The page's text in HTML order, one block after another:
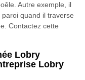
Autre exemple, il
quand il traverse
Contactez cette
Lobry
Lobry